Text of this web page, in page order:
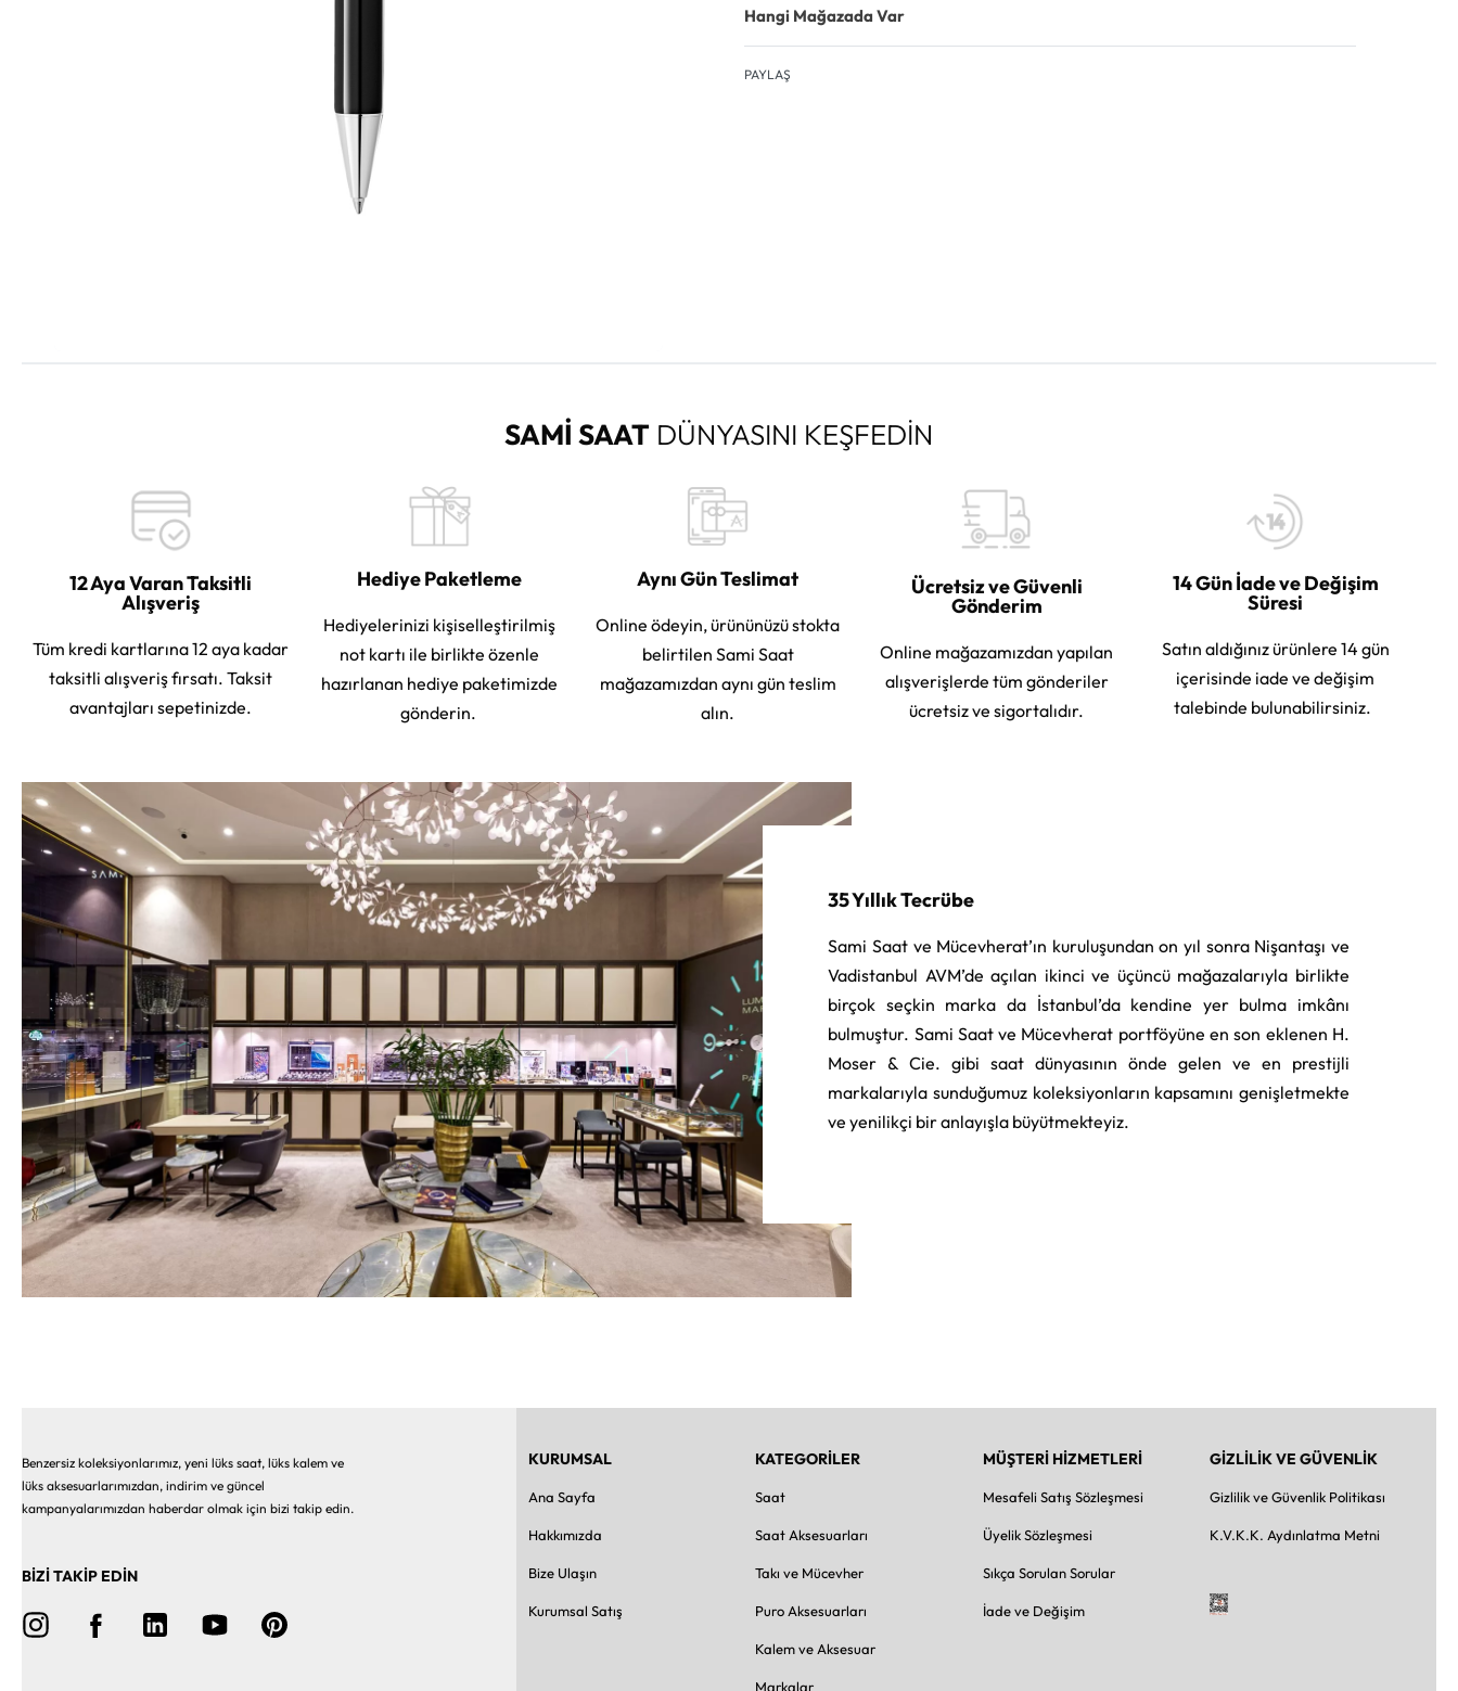
Hangi Mağazada Var
PAYLAŞ
SAMİ SAATDÜNYASINI KEŞFEDİN
12 Aya Varan Taksitli
Alışveriş
Tüm kredi kartlarına 12 aya kadar
taksitli alışveriş fırsatı. Taksit
avantajları sepetinizde.
Hediye Paketleme
Hediyelerinizi kişiselleştirilmiş
not kartı ile birlikte özenle
hazırlanan hediye paketimizde
gönderin.
Aynı Gün Teslimat
Online ödeyin, ürününüzü stokta
belirtilen Sami Saat
mağazamızdan aynı gün teslim
alın.
Ücretsiz ve Güvenli
Gönderim
Online mağazamızdan yapılan
alışverişlerde tüm gönderiler
ücretsiz ve sigortalıdır.
14 Gün İade ve Değişim
Süresi
Satın aldığınız ürünlere 14 gün
içerisinde iade ve değişim
talebinde bulunabilirsiniz.
35 Yıllık Tecrübe
Sami Saat ve Mücevherat’ın kuruluşundan on yıl sonra Nişantaşı ve
Vadistanbul AVM’de açılan ikinci ve üçüncü mağazalarıyla birlikte
birçok seçkin marka da İstanbul’da kendine yer bulma imkânı
bulmuştur. Sami Saat ve Mücevherat portföyüne en son eklenen H.
Moser & Cie. gibi saat dünyasının önde gelen ve en prestijli
markalarıyla sunduğumuz koleksiyonların kapsamını genişletmekte
ve yenilikçi bir anlayışla büyütmekteyiz.
Benzersiz koleksiyonlarımız, yeni lüks saat, lüks kalem ve
lüks aksesuarlarımızdan, indirim ve güncel
kampanyalarımızdan haberdar olmak için bizi takip edin.
BİZİ TAKİP EDİN
KURUMSAL
Ana Sayfa
Hakkımızda
Bize Ulaşın
Kurumsal Satış
KATEGORİLER
Saat
Saat Aksesuarları
Takı ve Mücevher
Puro Aksesuarları
Kalem ve Aksesuar
Markalar
MÜŞTERİ HİZMETLERİ
Mesafeli Satış Sözleşmesi
Üyelik Sözleşmesi
Sıkça Sorulan Sorular
İade ve Değişim
GİZLİLİK VE GÜVENLİK
Gizlilik ve Güvenlik Politikası
K.V.K.K. Aydınlatma Metni